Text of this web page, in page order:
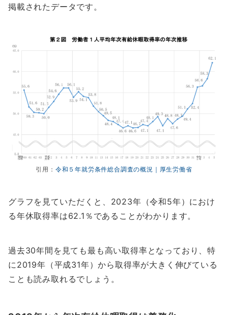
掲載されたデータです。
引用： 令和５年就労条件総合調査の概況｜厚生労働省
グラフを見ていただくと、2023年（令和5年）におけ
る年休取得率は62.1％であることがわかります。
過去30年間を見ても最も高い取得率となっており、特
に2019年（平成31年）から取得率が大きく伸びている
ことも読み取れるでしょう。